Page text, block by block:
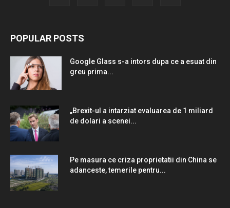
POPULAR POSTS
Google Glass s-a intors dupa ce a esuat din
greu prima...
„Brexit-ul a intarziat evaluarea de 1 miliard
de dolari a scenei...
Pe masura ce criza proprietatii din China se
adanceste, temerile pentru...